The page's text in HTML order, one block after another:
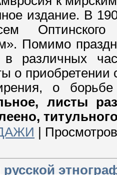
издание. В
Помимо
различных
о
о
листы